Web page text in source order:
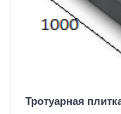
Тротуарная